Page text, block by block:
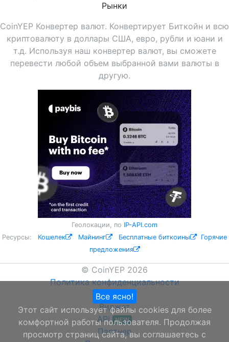
Рынки
CoinYEP Конвертер валют. Конвертирует Биткойн и всю
криптовалюту в доллары США, евро, рубли и юани и
т.д. Используя наш конвертер валют, вы сможете
перевести любой объем выбранной вами валюты в
другую.
Геолокации, по IP-API.com
Ресурсы: Кошелек Майнинг Бесплатные биткоины
Горячие
предложения
© CoinYEP 2026
Политика конфиденциальности
О нас
Виджет
API NEW
Партнер
Все ясно!
Этот сайт использует файлы cookies для более
комфортной работы пользователя. Продолжая
просмотр страниц сайта, вы соглашаетесь с